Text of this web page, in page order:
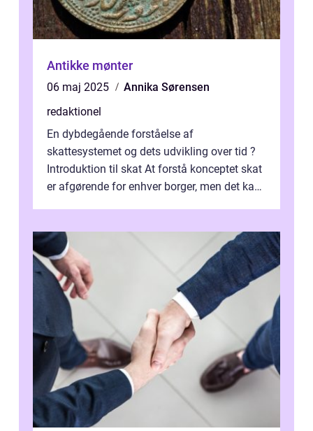
Antikke mønter
06 maj 2025
Annika Sørensen
redaktionel
En dybdegående forståelse af
skattesystemet og dets udvikling over tid ?
Introduktion til skat At forstå konceptet skat
er afgørende for enhver borger, men det kan